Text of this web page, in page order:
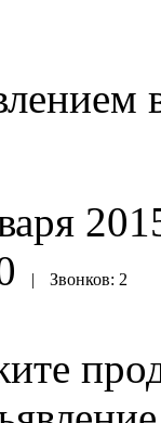
| Звонков: 2